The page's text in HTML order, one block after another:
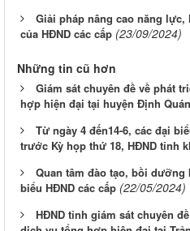
Giải pháp nâng cao năng
của HĐND các cấp (23/09/2024)
Những tin cũ hơn
Giám sát chuyên đề về phát
hợp hiện đại tại huyện Định Quán
Từ ngày 4 đến14-6, các đại
trước Kỳ họp thứ 18, HĐND tỉnh
Quan tâm đào tạo, bồi
biểu HĐND các cấp (22/05/2024)
HĐND tỉnh giám sát chuyên